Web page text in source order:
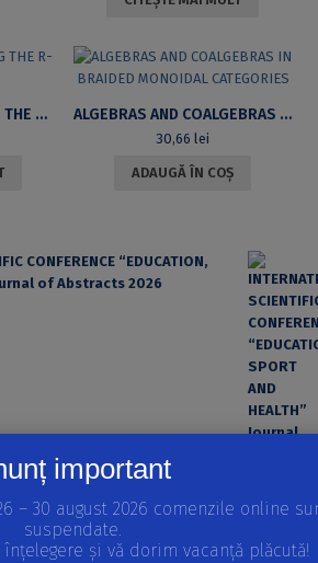
STATISTICAL LAB USING THE R-SYSTEM ALGEBRAS AND COALGEBRAS IN BRAIDED MONOIDAL CATEGORIES
30,66lei
ADAUGĂ ÎN COȘ
CONFERENCE “EDUCATION,
of Abstracts 2026
ÎN PRACTICA MEDICALĂ
important
– 30 august 2026 comenzile online
suspendate.
și vă dorim vacanță plăcută!